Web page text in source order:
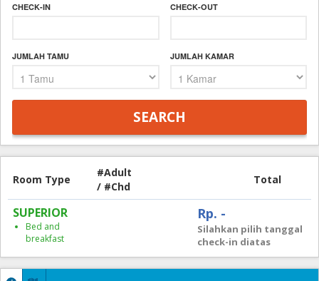
CHECK-IN CHECK-OUT
JUMLAH TAMU JUMLAH KAMAR
Room Type
#Adult
/ #Chd
Total
SUPERIOR
Bed and
breakfast
Rp. -
Silahkan pilih tanggal
check-in diatas